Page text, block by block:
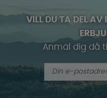
VILL DU TA DEL AV
Anmäl dig då